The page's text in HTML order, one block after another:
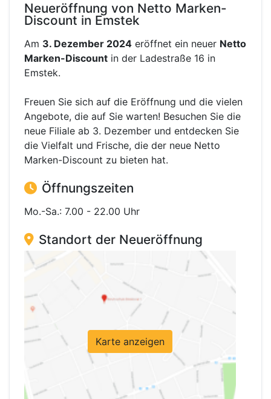
Neueröffnung von Netto Marken-
Discount in Emstek
Am 3. Dezember 2024 eröffnet ein neuer Netto
Marken-Discount in der Ladestraße 16 in
Emstek.
Freuen Sie sich auf die Eröffnung und die vielen
Angebote, die auf Sie warten! Besuchen Sie die
neue Filiale ab 3. Dezember und entdecken Sie
die Vielfalt und Frische, die der neue Netto
Marken-Discount zu bieten hat.
Öffnungszeiten
Mo.-Sa.: 7.00 - 22.00 Uhr
Standort der Neueröffnung
Karte anzeigen